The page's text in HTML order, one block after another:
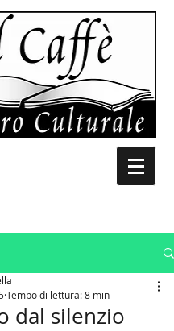
dal silenzio
Tempo di lettura: 8 min